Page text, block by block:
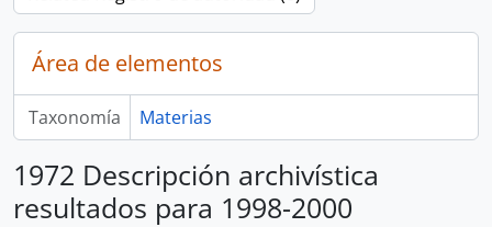
Área de elementos
Taxonomía Materias
1972 Descripción archivística
resultados para 1998-2000